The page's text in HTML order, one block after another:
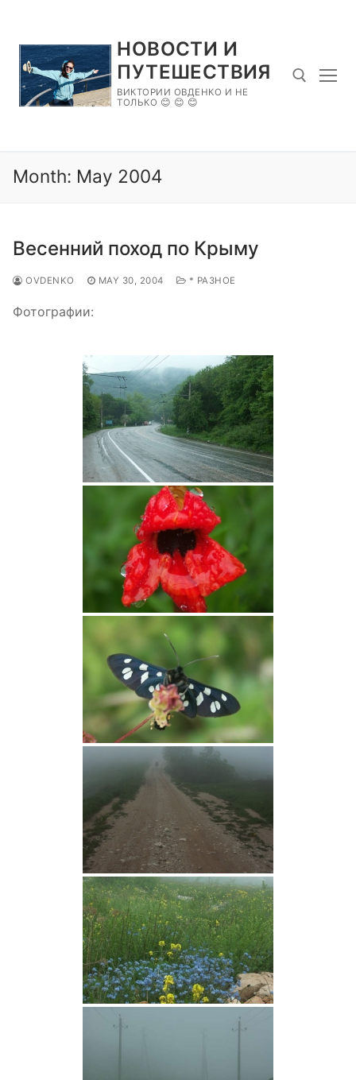
content
НОВОСТИ И
ПУТЕШЕСТВИЯ
ВИКТОРИИ ОВДЕНКО И НЕ
ТОЛЬКО 😊 😊 😊
Month: May 2004
Весенний поход по Крыму
OVDENKO MAY 30, 2004 * РАЗНОЕ
Фотографии: